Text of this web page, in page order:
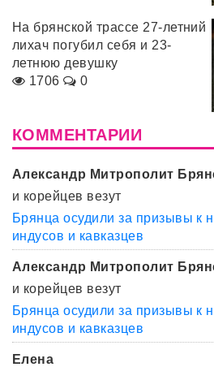
На брянской трассе 27-летний
лихач погубил себя и 23-
летнюю девушку
1706
0
КОММЕНТАРИИ
Александр Митрополит
и корейцев везут
Брянца осудили за призывы к
индусов и кавказцев
Александр Митрополит
и корейцев везут
Брянца осудили за призывы к
индусов и кавказцев
Елена